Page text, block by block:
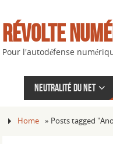
Révolte
Pour l'autodéfense
Neutralité du net
Home » Posts tagged